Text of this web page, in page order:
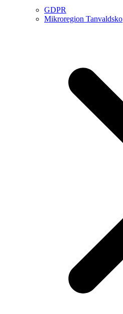
GDPR
Mikroregion Tanvaldsko